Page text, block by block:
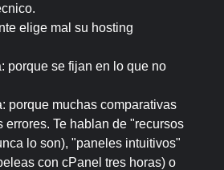
elige mal su hosting
porque se fijan en lo que no
porque muchas comparativas
errores. Te hablan de "recursos
lo son), "paneles intuitivos"
con cPanel tres horas) o